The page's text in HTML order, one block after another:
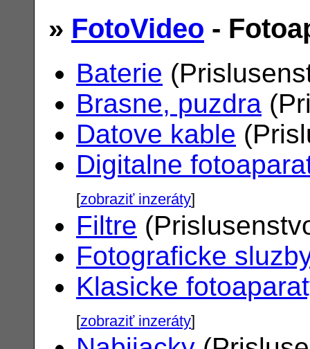
» FotoVideo -
Baterie
Brasne, puzdra
Datove kable
Digitalne
[zobraziť inzeráty]
Filtre
Fotograficke
Klasicke
[zobraziť inzeráty]